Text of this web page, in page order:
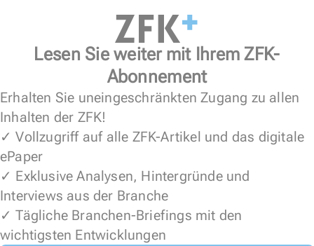
Lesen Sie weiter mit Ihrem ZFK-
Abonnement
Erhalten Sie uneingeschränkten Zugang zu allen
Inhalten der ZFK!
✓ Vollzugriff auf alle ZFK-Artikel und das digitale
ePaper
✓ Exklusive Analysen, Hintergründe und
Interviews aus der Branche
✓ Tägliche Branchen-Briefings mit den
wichtigsten Entwicklungen